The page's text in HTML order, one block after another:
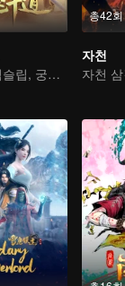
이세계 타임슬립, 궁상맞은 사위가 되다
총42회
자천